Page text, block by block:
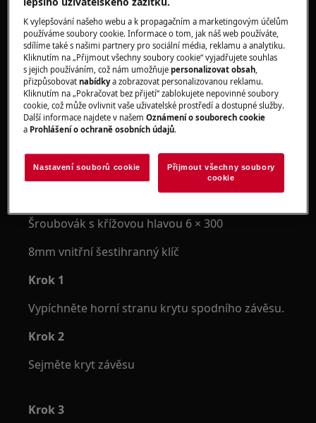
osobami.
Vždy používejte ochranné rukavice a přiloženou
obuv.
Vezměte prosím na vědomí, že neopravitelná nebo
neodborná oprava může mít bezpečnostní důsledky,
pokud nebude provedena správně
NÁSTROJE:
Šroubovák s drážkou 6 × 300
Šroubovák s křížovou hlavou 6 × 300
8mm vnitřní šestihranný klíč
Krok 1
Vypíchněte horní stranu krytu spodního závěsu.
Krok 2
Sejměte kryt závěsu
Krok 3
K vylepšování našeho webu a k propagačním a marketingovým účelům
používáme soubory cookie. Informace o tom, jak náš web používáte,
sdílíme také s našimi partnery pro sociální média, reklamu a analytiku.
Kliknutím na „Přijmout všechny soubory cookie“ vyjadřujete souhlas
s jejich používáním, což nám umožňujepersonalizovat obsah,
přizpůsobovatnabídkya zobrazovat personalizovanou reklamu.
Kliknutím na „Pokračovat bez přijetí“ zablokujete nepovinné soubory
cookie, což může ovlivnit vaše uživatelské prostředí a dostupné služby.
Další informace najdete v našemOznámení o souborech cookie
a Prohlášení o ochraně osobních údajů.
Nastavení souborů cookie
Přijmout všechny soubory
cookie